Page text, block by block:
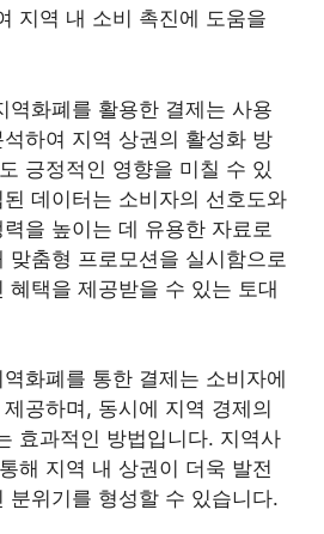
지역 내 소비 촉진에 도움을
역화폐를 활용한 결제는 사용
하여 지역 상권의 활성화 방
긍정적인 영향을 미칠 수 있
데이터는 소비자의 선호도와
을 높이는 데 유용한 자료로
맞춤형 프로모션을 실시함으로
혜택을 제공받을 수 있는 토대
화폐를 통한 결제는 소비자에
공하며, 동시에 지역 경제의
효과적인 방법입니다. 지역사
해 지역 내 상권이 더욱 발전
분위기를 형성할 수 있습니다.